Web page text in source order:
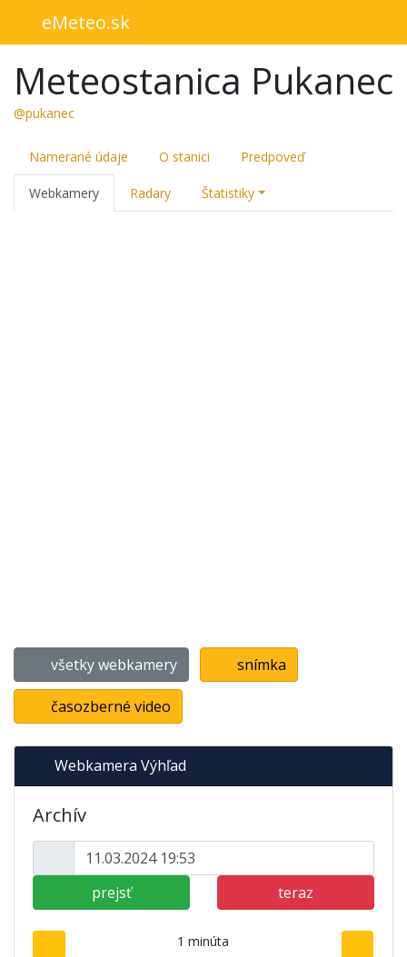
eMeteo.sk
Meteostanica Pukanec
@pukanec
Namerané údaje O stanici Predpoveď
Webkamery Radary Štatistiky
všetky webkamery snímka
časozberné video
Webkamera Výhľad
Archív
prejsť teraz
1 minúta